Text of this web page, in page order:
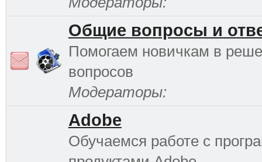
Общие вопросы и
Помогаем новичкам в
вопросов
Модераторы:
Adobe
Обучаемся работе с